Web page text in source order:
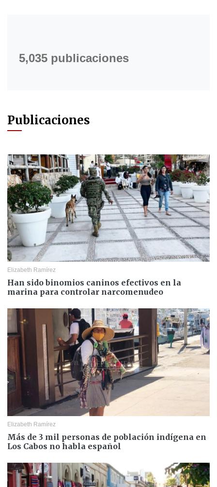
5,035 publicaciones
Publicaciones
Elizabeth Ramírez
Han sido binomios caninos efectivos en la
marina para controlar narcomenudeo
Elizabeth Ramírez
Más de 3 mil personas de población indígena en
Los Cabos no habla español